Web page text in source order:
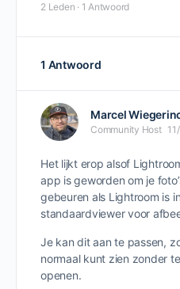
2 Leden · 1 Antwoord
1 Antwoord
Marcel
Community Host
Het lijkt erop alsof
app is geworden om je
gebeuren als Lightroom is
standaardviewer voor
Je kan dit aan te passen,
normaal kunt zien zonder
openen.